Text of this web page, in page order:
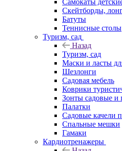
Самокаты
Скейтборды,
Батуты
Теннисные столы
Туризм, сад
Назад
Туризм, сад
Маски и ласты
Шезлонги
Садовая мебель
Коврики
Зонты садовые и
Палатки
Садовые качели
Спальные мешки
Гамаки
Кардиотренажеры